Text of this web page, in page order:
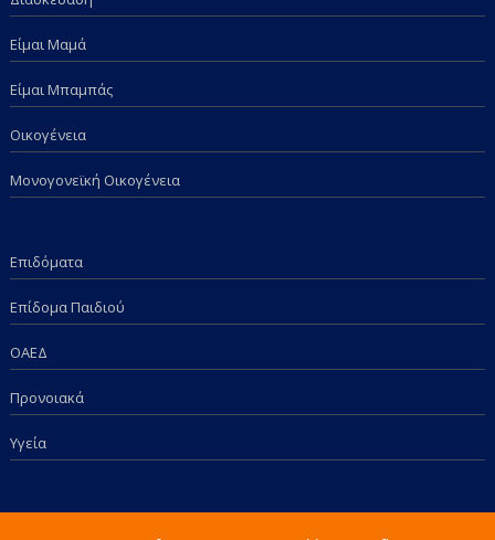
Είμαι Μαμά
Είμαι Μπαμπάς
Οικογένεια
Μονογονεϊκή Οικογένεια
Επιδόματα
Επίδομα Παιδιού
ΟΑΕΔ
Προνοιακά
Υγεία